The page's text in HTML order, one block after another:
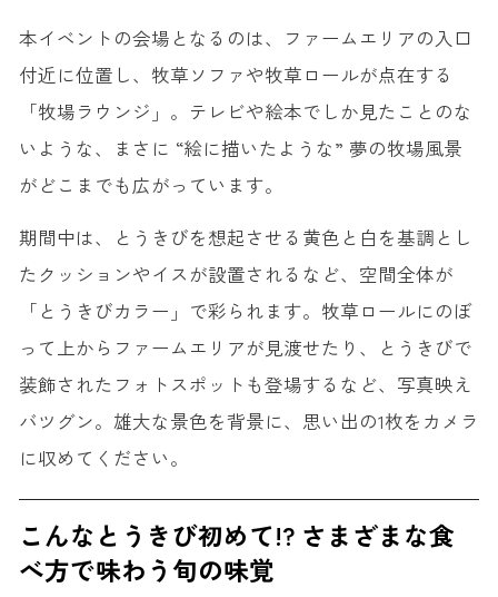
本イベントの会場となるのは、ファームエリアの入口
付近に位置し、牧草ソファや牧草ロールが点在する
「牧場ラウンジ」。テレビや絵本でしか見たことのな
いような、まさに “絵に描いたような” 夢の牧場風景
がどこまでも広がっています。
期間中は、とうきびを想起させる黄色と白を基調とし
たクッションやイスが設置されるなど、空間全体が
「とうきびカラー」で彩られます。牧草ロールにのぼ
って上からファームエリアが見渡せたり、とうきびで
装飾されたフォトスポットも登場するなど、写真映え
バツグン。雄大な景色を背景に、思い出の1枚をカメラ
に収めてください。
こんなとうきび初めて!? さまざまな食
べ方で味わう旬の味覚